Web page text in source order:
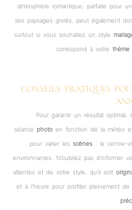
atmosphère romantique, parfaite pour un
ses paysages givrés, peut également
surtout si vous souhaitez un style
correspond à votre thème
CONSEILS PRATIQUES
Pour garantir un résultat
séance photoen fonction de la météo et
pour varier les scènes: le centre-
environnantes. N’oubliez pas d’informer
attentes et de votre style, qu’il soit
et à l’heure pour profiter pleinement